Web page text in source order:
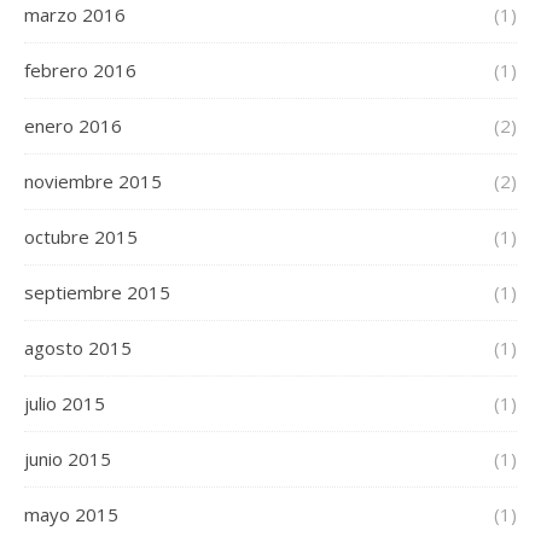
marzo 2016 (1)
febrero 2016 (1)
enero 2016 (2)
noviembre 2015 (2)
octubre 2015 (1)
septiembre 2015 (1)
agosto 2015 (1)
julio 2015 (1)
junio 2015 (1)
mayo 2015 (1)